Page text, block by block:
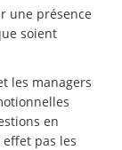
une présence
soient
les managers
en
pas les